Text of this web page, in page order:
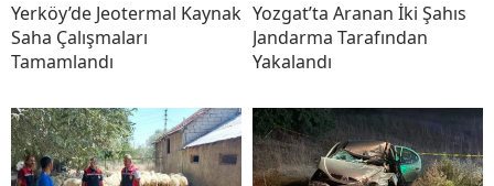
Yerköy’de Jeotermal Kaynak
Saha Çalışmaları
Tamamlandı
Yozgat’ta Aranan İki Şahıs
Jandarma Tarafından
Yakalandı